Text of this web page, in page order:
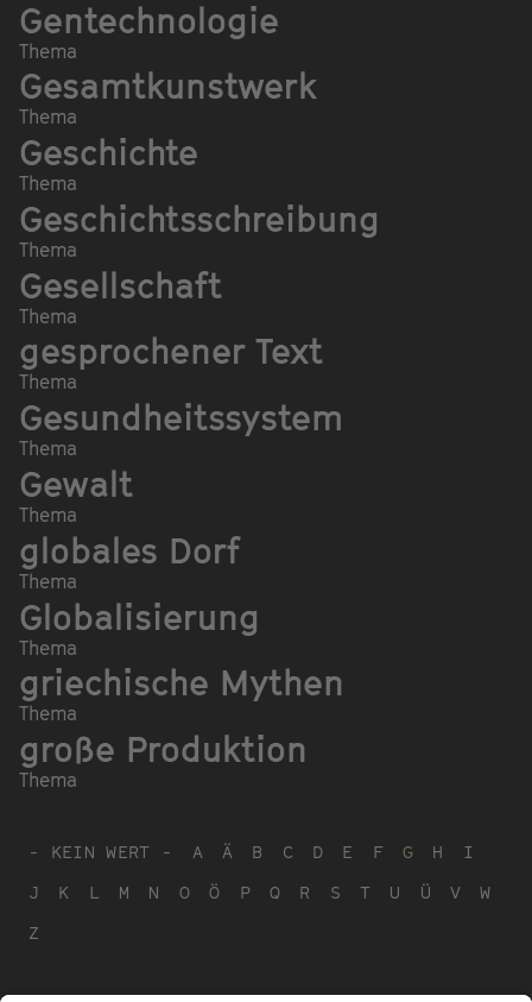
Gentechnologie
Thema
Gesamtkunstwerk
Thema
Geschichte
Thema
Geschichtsschreibung
Thema
Gesellschaft
Thema
gesprochener Text
Thema
Gesundheitssystem
Thema
Gewalt
Thema
globales Dorf
Thema
Globalisierung
Thema
griechische Mythen
Thema
große Produktion
Thema
- KEIN WERT - A Ä B C D E F G H
I
J
K L M N O Ö P Q R S T U Ü V
W
Z